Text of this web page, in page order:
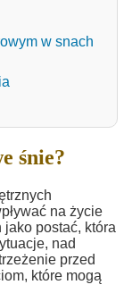
w snach
śnie?
na życie
postać, która
nad
przed
które mogą